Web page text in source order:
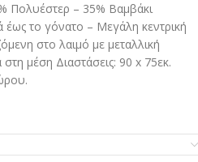
Πολυέστερ – 35% Βαμβάκι
έως το γόνατο – Μεγάλη κεντρική
στο λαιμό με μεταλλική
μέση Διαστάσεις: 90 x 75εκ.